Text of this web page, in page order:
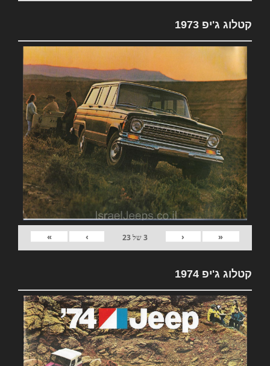
קטלוג ג'יפ 1973
«
‹
3של23
›
»
קטלוג ג'יפ 1974